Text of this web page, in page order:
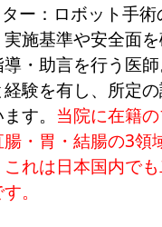
ー：ロボット手術
施基準や安全面
・助言を行う医
験を有し、所定
す。 当院に在籍
腸・胃・結腸の3領
れは日本国内で
。